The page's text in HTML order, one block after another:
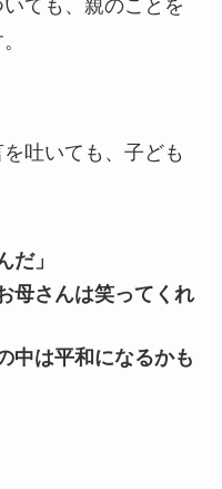
ても、親のことを
吐いても、子ども
だ」
母さんは笑ってくれ
中は平和になるかも